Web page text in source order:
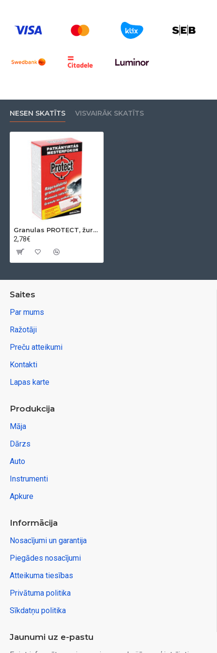
NESEN SKATĪTS VISVAIRĀK SKATĪTS
Granulas PROTECT, žurkām, 2x75 g paplātes (150 g)
2,78€
Saites
Par mums
Ražotāji
Preču atteikumi
Kontakti
Lapas karte
Produkcija
Māja
Dārzs
Auto
Instrumenti
Apkure
Informācija
Nosacījumi un garantija
Piegādes nosacījumi
Atteikuma tiesības
Privātuma politika
Sīkdatņu politika
Jaunumi uz e-pastu